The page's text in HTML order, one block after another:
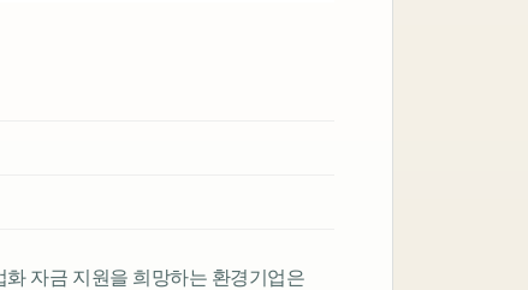
화 자금 지원을 희망하는 환경기업은